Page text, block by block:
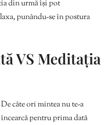
din urmă își pot
punându-se în postura
VS Meditația
De câte ori mintea nu te-a
pentru prima dată